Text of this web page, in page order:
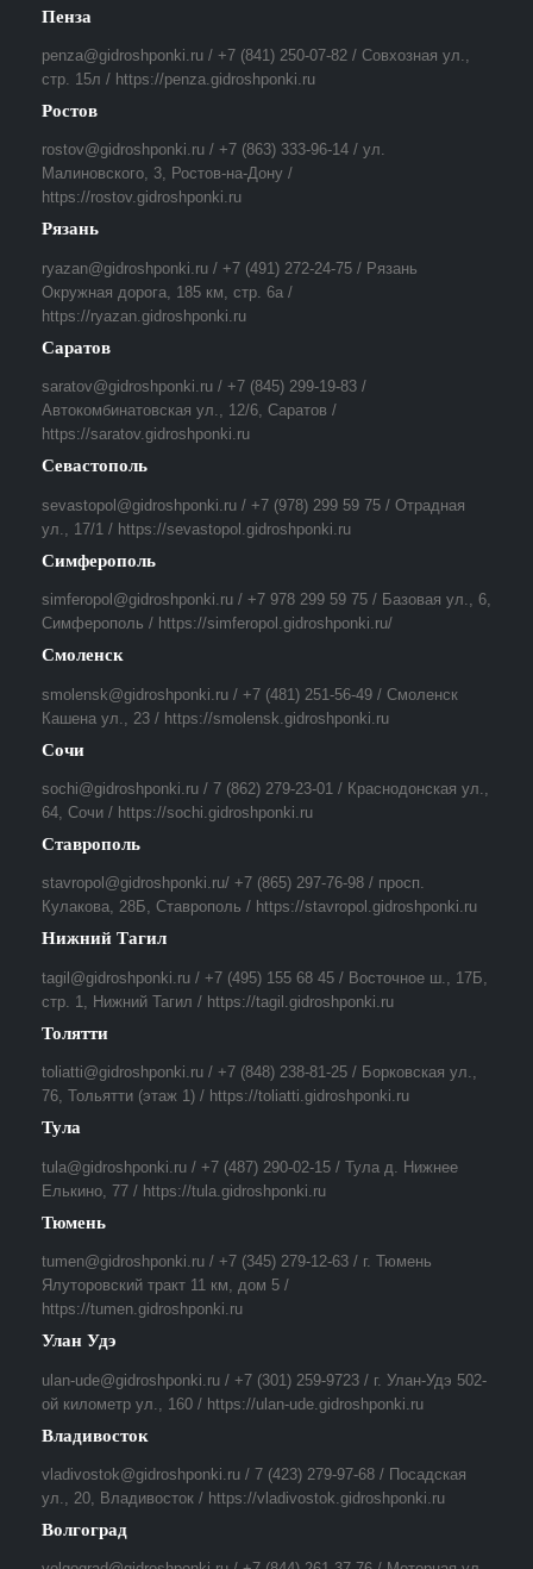
Пенза
penza@gidroshponki.ru / +7 (841) 250-07-82 / Совхозная ул.,
стр. 15л / https://penza.gidroshponki.ru
Ростов
rostov@gidroshponki.ru / +7 (863) 333-96-14 / ул.
Малиновского, 3, Ростов-на-Дону /
https://rostov.gidroshponki.ru
Рязань
ryazan@gidroshponki.ru / +7 (491) 272-24-75 / Рязань
Окружная дорога, 185 км, стр. 6а /
https://ryazan.gidroshponki.ru
Саратов
saratov@gidroshponki.ru / +7 (845) 299-19-83 /
Автокомбинатовская ул., 12/6, Саратов /
https://saratov.gidroshponki.ru
Севастополь
sevastopol@gidroshponki.ru / +7 (978) 299 59 75 / Отрадная
ул., 17/1 / https://sevastopol.gidroshponki.ru
Симферополь
simferopol@gidroshponki.ru / +7 978 299 59 75 / Базовая ул., 6,
Симферополь / https://simferopol.gidroshponki.ru/
Смоленск
smolensk@gidroshponki.ru / +7 (481) 251-56-49 / Смоленск
Кашена ул., 23 / https://smolensk.gidroshponki.ru
Сочи
sochi@gidroshponki.ru / 7 (862) 279-23-01 / Краснодонская ул.,
64, Сочи / https://sochi.gidroshponki.ru
Ставрополь
stavropol@gidroshponki.ru/ +7 (865) 297-76-98 / просп.
Кулакова, 28Б, Ставрополь / https://stavropol.gidroshponki.ru
Нижний Тагил
tagil@gidroshponki.ru / +7 (495) 155 68 45 / Восточное ш., 17Б,
стр. 1, Нижний Тагил / https://tagil.gidroshponki.ru
Толятти
toliatti@gidroshponki.ru / +7 (848) 238-81-25 / Борковская ул.,
76, Тольятти (этаж 1) / https://toliatti.gidroshponki.ru
Тула
tula@gidroshponki.ru / +7 (487) 290-02-15 / Тула д. Нижнее
Елькино, 77 / https://tula.gidroshponki.ru
Тюмень
tumen@gidroshponki.ru / +7 (345) 279-12-63 / г. Тюмень
Ялуторовский тракт 11 км, дом 5 /
https://tumen.gidroshponki.ru
Улан Удэ
ulan-ude@gidroshponki.ru / +7 (301) 259-9723 / г. Улан-Удэ 502-
ой километр ул., 160 / https://ulan-ude.gidroshponki.ru
Владивосток
vladivostok@gidroshponki.ru / 7 (423) 279-97-68 / Посадская
ул., 20, Владивосток / https://vladivostok.gidroshponki.ru
Волгоград